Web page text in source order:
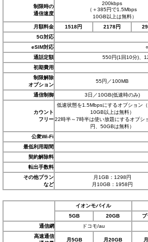
制限時の
通信速度
200kbps
（＋385円で1.5Mbps
10GB以上は無料）
月額料金 1518円 2178円
5G対応
eSIM対応
通話定額
550円(1回10分)、
初期費用
制限解除
オプション
55円／100MB
通信制御 3日／10GB(低速時のみ)
カウント
フリー
低速状態を1.5Mbpsにするオプション（
10GB以上は無料）
22時半～7時半は使い放題にするオプシ
円、50GBは無料）
公衆Wi-Fi
最低利用期間
契約解除料
転出手数料
その他プラン
など
月1GB：1298円
月10GB：1958円
イオンモバイル
5GB
20GB プ
通信網
ドコモ/au
高速通信
月5GB 月20GB